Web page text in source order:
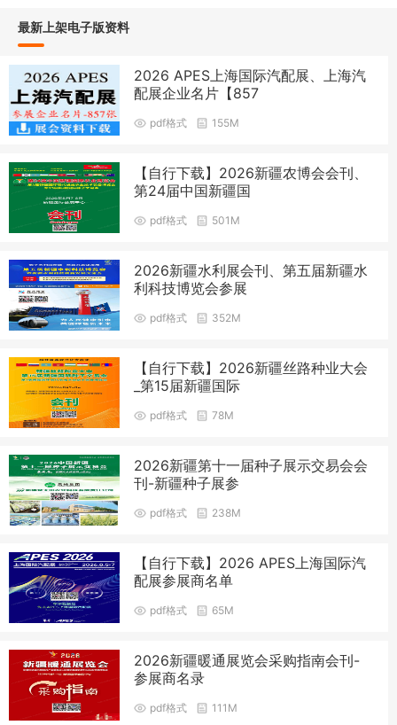
最新上架电子版资料
2026 APES上海国际汽配展、上海汽
配展企业名片【857
pdf格式 155M
【自行下载】2026新疆农博会会刊、
第24届中国新疆国
pdf格式 501M
2026新疆水利展会刊、第五届新疆水
利科技博览会参展
pdf格式 352M
【自行下载】2026新疆丝路种业大会
_第15届新疆国际
pdf格式 78M
2026新疆第十一届种子展示交易会会
刊-新疆种子展参
pdf格式 238M
【自行下载】2026 APES上海国际汽
配展参展商名单
pdf格式 65M
2026新疆暖通展览会采购指南会刊-
参展商名录
pdf格式 111M